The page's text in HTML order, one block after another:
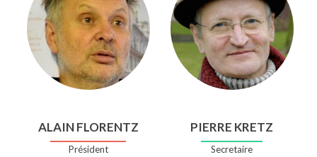
ALAIN FLORENTZ
Président
PIERRE KRETZ
Secretaire